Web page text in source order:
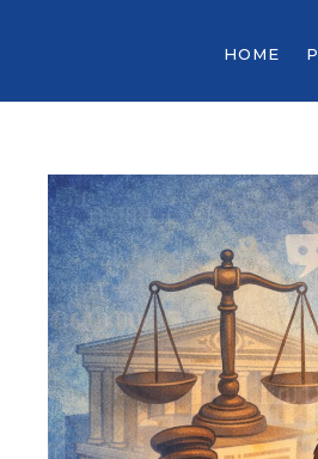
HOME